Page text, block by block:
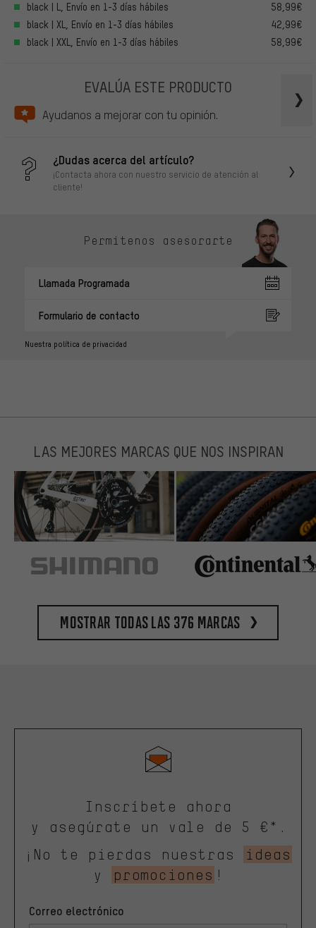
black | L, Envío en 1-3 días hábiles
58,99€
black | XL, Envío en 1-3 días hábiles
42,99€
black | XXL, Envío en 1-3 días hábiles
58,99€
EVALÚA ESTE PRODUCTO
Ayudanos a mejorar con tu opinión.
¿Dudas acerca del artículo?
¡Contacta ahora con nuestro servicio de atención al
cliente!
Permítenos asesorarte
Llamada Programada
Formulario de contacto
Nuestra política de privacidad
LAS MEJORES MARCAS QUE NOS INSPIRAN
Mostrar todas las 376 marcas
Inscríbete ahora
y asegúrate un vale de 5 €*.
¡No te pierdas nuestras
ideas
y
promociones !
Correo electrónico